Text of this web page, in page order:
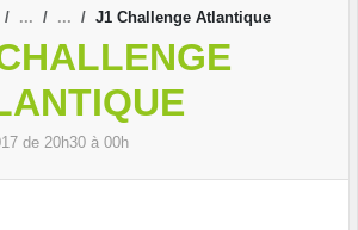
J1 Challenge Atlantique
de 20h30 à 00h